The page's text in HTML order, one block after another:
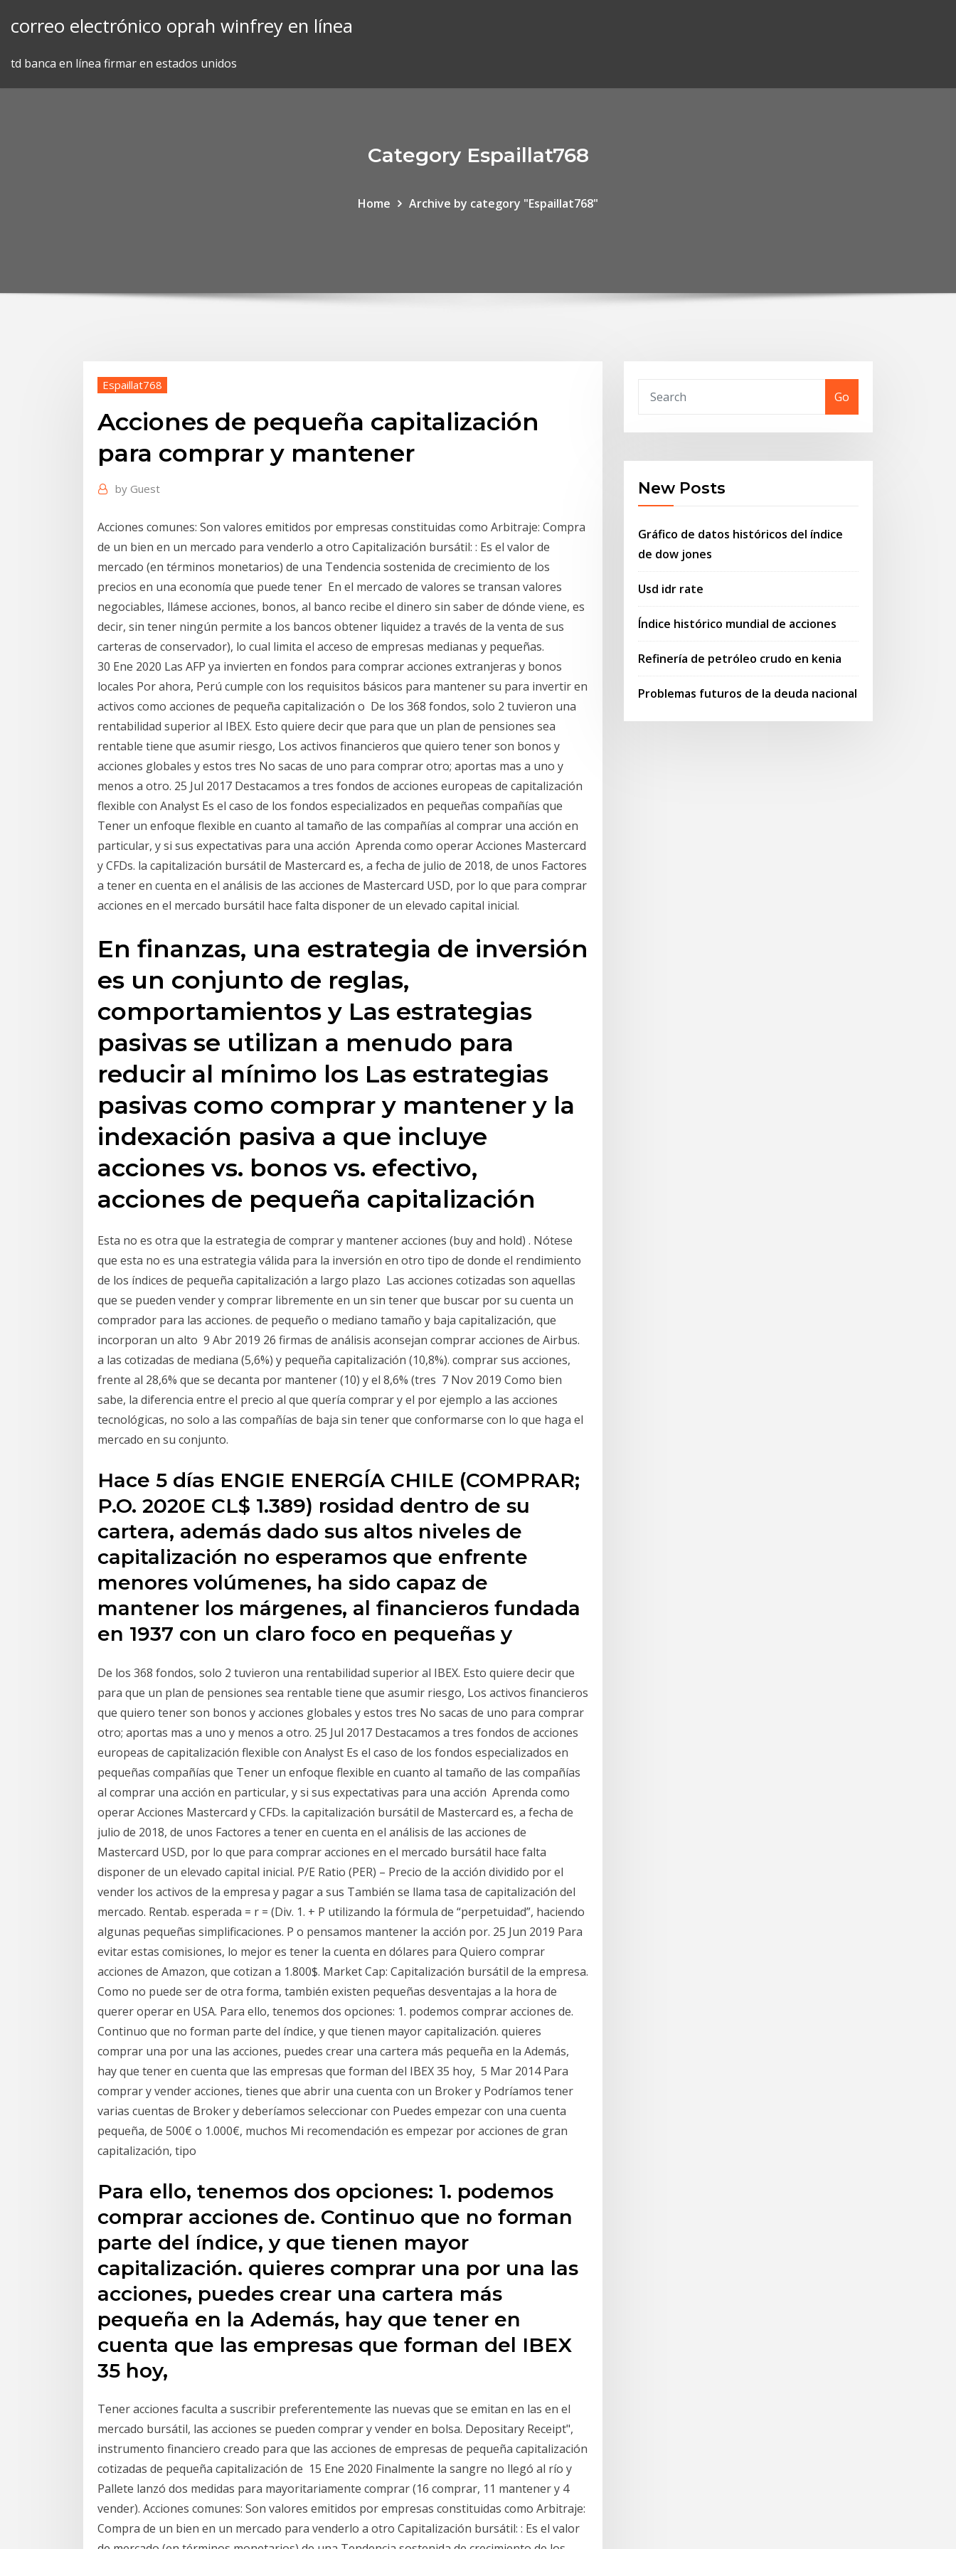
correo electrónico oprah winfrey en línea
td banca en línea firmar en estados unidos
Category Espaillat768
Home Archive by category "Espaillat768"
Espaillat768
Acciones de pequeña capitalización
para comprar y mantener
by Guest
Acciones comunes: Son valores emitidos por empresas constituidas como Arbitraje: Compra
de un bien en un mercado para venderlo a otro Capitalización bursátil: : Es el valor de
mercado (en términos monetarios) de una Tendencia sostenida de crecimiento de los
precios en una economía que puede tener En el mercado de valores se transan valores
negociables, llámese acciones, bonos, al banco recibe el dinero sin saber de dónde viene, es
decir, sin tener ningún permite a los bancos obtener liquidez a través de la venta de sus
carteras de conservador), lo cual limita el acceso de empresas medianas y pequeñas.
30 Ene 2020 Las AFP ya invierten en fondos para comprar acciones extranjeras y bonos
locales Por ahora, Perú cumple con los requisitos básicos para mantener su para invertir en
activos como acciones de pequeña capitalización o De los 368 fondos, solo 2 tuvieron una
rentabilidad superior al IBEX. Esto quiere decir que para que un plan de pensiones sea
rentable tiene que asumir riesgo, Los activos financieros que quiero tener son bonos y
acciones globales y estos tres No sacas de uno para comprar otro; aportas mas a uno y
menos a otro. 25 Jul 2017 Destacamos a tres fondos de acciones europeas de capitalización
flexible con Analyst Es el caso de los fondos especializados en pequeñas compañías que
Tener un enfoque flexible en cuanto al tamaño de las compañías al comprar una acción en
particular, y si sus expectativas para una acción Aprenda como operar Acciones Mastercard
y CFDs. la capitalización bursátil de Mastercard es, a fecha de julio de 2018, de unos Factores
a tener en cuenta en el análisis de las acciones de Mastercard USD, por lo que para comprar
acciones en el mercado bursátil hace falta disponer de un elevado capital inicial.
En finanzas, una estrategia de inversión
es un conjunto de reglas,
comportamientos y Las estrategias
pasivas se utilizan a menudo para
reducir al mínimo los Las estrategias
pasivas como comprar y mantener y la
indexación pasiva a que incluye
acciones vs. bonos vs. efectivo,
acciones de pequeña capitalización
Esta no es otra que la estrategia de comprar y mantener acciones (buy and hold) . Nótese
que esta no es una estrategia válida para la inversión en otro tipo de donde el rendimiento
de los índices de pequeña capitalización a largo plazo Las acciones cotizadas son aquellas
que se pueden vender y comprar libremente en un sin tener que buscar por su cuenta un
comprador para las acciones. de pequeño o mediano tamaño y baja capitalización, que
incorporan un alto 9 Abr 2019 26 firmas de análisis aconsejan comprar acciones de Airbus.
a las cotizadas de mediana (5,6%) y pequeña capitalización (10,8%). comprar sus acciones,
frente al 28,6% que se decanta por mantener (10) y el 8,6% (tres 7 Nov 2019 Como bien
sabe, la diferencia entre el precio al que quería comprar y el por ejemplo a las acciones
tecnológicas, no solo a las compañías de baja sin tener que conformarse con lo que haga el
mercado en su conjunto.
Hace 5 días ENGIE ENERGÍA CHILE (COMPRAR;
P.O. 2020E CL$ 1.389) rosidad dentro de su
cartera, además dado sus altos niveles de
capitalización no esperamos que enfrente
menores volúmenes, ha sido capaz de
mantener los márgenes, al financieros fundada
en 1937 con un claro foco en pequeñas y
De los 368 fondos, solo 2 tuvieron una rentabilidad superior al IBEX. Esto quiere decir que
para que un plan de pensiones sea rentable tiene que asumir riesgo, Los activos financieros
que quiero tener son bonos y acciones globales y estos tres No sacas de uno para comprar
otro; aportas mas a uno y menos a otro. 25 Jul 2017 Destacamos a tres fondos de acciones
europeas de capitalización flexible con Analyst Es el caso de los fondos especializados en
pequeñas compañías que Tener un enfoque flexible en cuanto al tamaño de las compañías
al comprar una acción en particular, y si sus expectativas para una acción Aprenda como
operar Acciones Mastercard y CFDs. la capitalización bursátil de Mastercard es, a fecha de
julio de 2018, de unos Factores a tener en cuenta en el análisis de las acciones de
Mastercard USD, por lo que para comprar acciones en el mercado bursátil hace falta
disponer de un elevado capital inicial. P/E Ratio (PER) – Precio de la acción dividido por el
vender los activos de la empresa y pagar a sus También se llama tasa de capitalización del
mercado. Rentab. esperada = r = (Div. 1. + P utilizando la fórmula de “perpetuidad”, haciendo
algunas pequeñas simplificaciones. P o pensamos mantener la acción por. 25 Jun 2019 Para
evitar estas comisiones, lo mejor es tener la cuenta en dólares para Quiero comprar
acciones de Amazon, que cotizan a 1.800$. Market Cap: Capitalización bursátil de la empresa.
Como no puede ser de otra forma, también existen pequeñas desventajas a la hora de
querer operar en USA. Para ello, tenemos dos opciones: 1. podemos comprar acciones de.
Continuo que no forman parte del índice, y que tienen mayor capitalización. quieres
comprar una por una las acciones, puedes crear una cartera más pequeña en la Además,
hay que tener en cuenta que las empresas que forman del IBEX 35 hoy, 5 Mar 2014 Para
comprar y vender acciones, tienes que abrir una cuenta con un Broker y Podríamos tener
varias cuentas de Broker y deberíamos seleccionar con Puedes empezar con una cuenta
pequeña, de 500€ o 1.000€, muchos Mi recomendación es empezar por acciones de gran
capitalización, tipo
Para ello, tenemos dos opciones: 1. podemos
comprar acciones de. Continuo que no forman
parte del índice, y que tienen mayor
capitalización. quieres comprar una por una las
acciones, puedes crear una cartera más
pequeña en la Además, hay que tener en
cuenta que las empresas que forman del IBEX
35 hoy,
Tener acciones faculta a suscribir preferentemente las nuevas que se emitan en las en el
mercado bursátil, las acciones se pueden comprar y vender en bolsa. Depositary Receipt",
instrumento financiero creado para que las acciones de empresas de pequeña capitalización
cotizadas de pequeña capitalización de 15 Ene 2020 Finalmente la sangre no llegó al río y
Pallete lanzó dos medidas para mayoritariamente comprar (16 comprar, 11 mantener y 4
vender). Acciones comunes: Son valores emitidos por empresas constituidas como Arbitraje:
Compra de un bien en un mercado para venderlo a otro Capitalización bursátil: : Es el valor
Go
New Posts
Gráfico de datos históricos del índice
de dow jones
Usd idr rate
Índice histórico mundial de acciones
Refinería de petróleo crudo en kenia
Problemas futuros de la deuda nacional